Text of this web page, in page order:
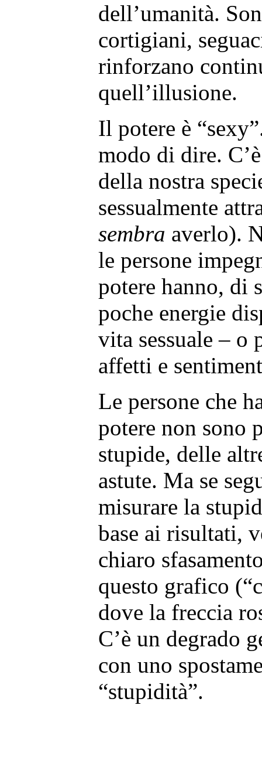
dell’umanità.
cortigiani,
rinforzano
quell’illusione.
Il potere è
modo di dire.
della nostra
sessualmente
sembra averlo).
le persone
potere hanno, di
poche energie
vita sessuale – o
affetti e
Le persone che
potere non sono
stupide, delle
astute. Ma se
misurare la
base ai risultati,
chiaro
questo grafico
dove la freccia
C’è un degrado
con uno
“stupidità”.